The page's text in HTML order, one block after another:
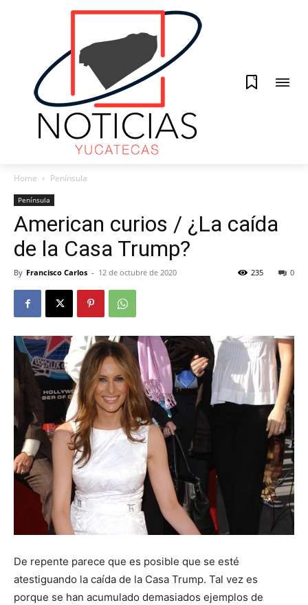
0
Home Península
Península
American curios / ¿La caída
de la Casa Trump?
By Francisco Carlos - 12 de octubre de 2020 0
235
De repente parece que es posible que se esté
atestiguando la caída de la Casa Trump. Tal vez es
porque se han acumulado demasiados ejemplos de